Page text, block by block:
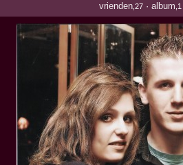
vrienden,27· album ,1